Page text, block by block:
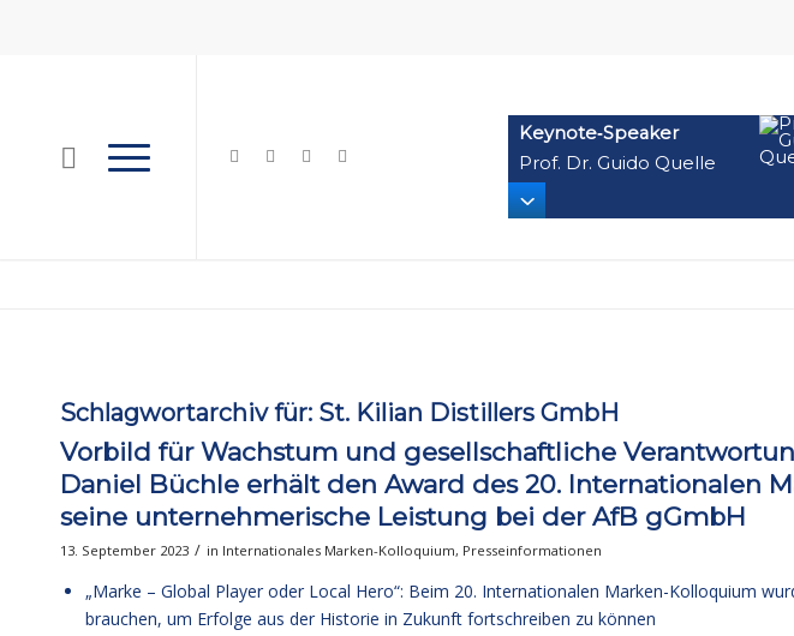
Keynote‑Speaker
Prof. Dr. Guido Quelle
Schlagwortarchiv für: St. Kilian Distillers GmbH
Vorbild für Wachstum und gesellschaftliche
Daniel Büchle erhält den Award des 20. Internationalen
seine unternehmerische Leistung bei der AfB gGmbH
13. September 2023 / in Internationales Marken-Kolloquium, Presseinformationen
„Marke – Global Player oder Local Hero“: Beim 20. Internationalen Marken-Kolloquium
brauchen, um Erfolge aus der Historie in Zukunft fortschreiben zu können